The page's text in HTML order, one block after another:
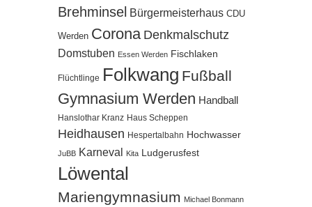
Brehminsel Bürgermeisterhaus CDU
Werden Corona Denkmalschutz
Domstuben Essen Werden Fischlaken
Flüchtlinge Folkwang Fußball
Gymnasium Werden Handball
Hanslothar Kranz Haus Scheppen
Heidhausen Hespertalbahn Hochwasser
JuBB Karneval Kita Ludgerusfest
Löwental
Mariengymnasium Michael Bonmann